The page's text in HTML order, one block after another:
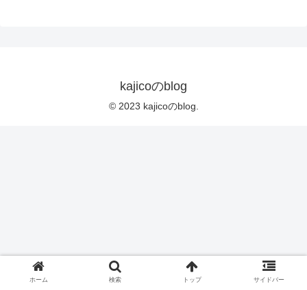
kajicoのblog
© 2023 kajicoのblog.
ホーム 検索 トップ サイドバー